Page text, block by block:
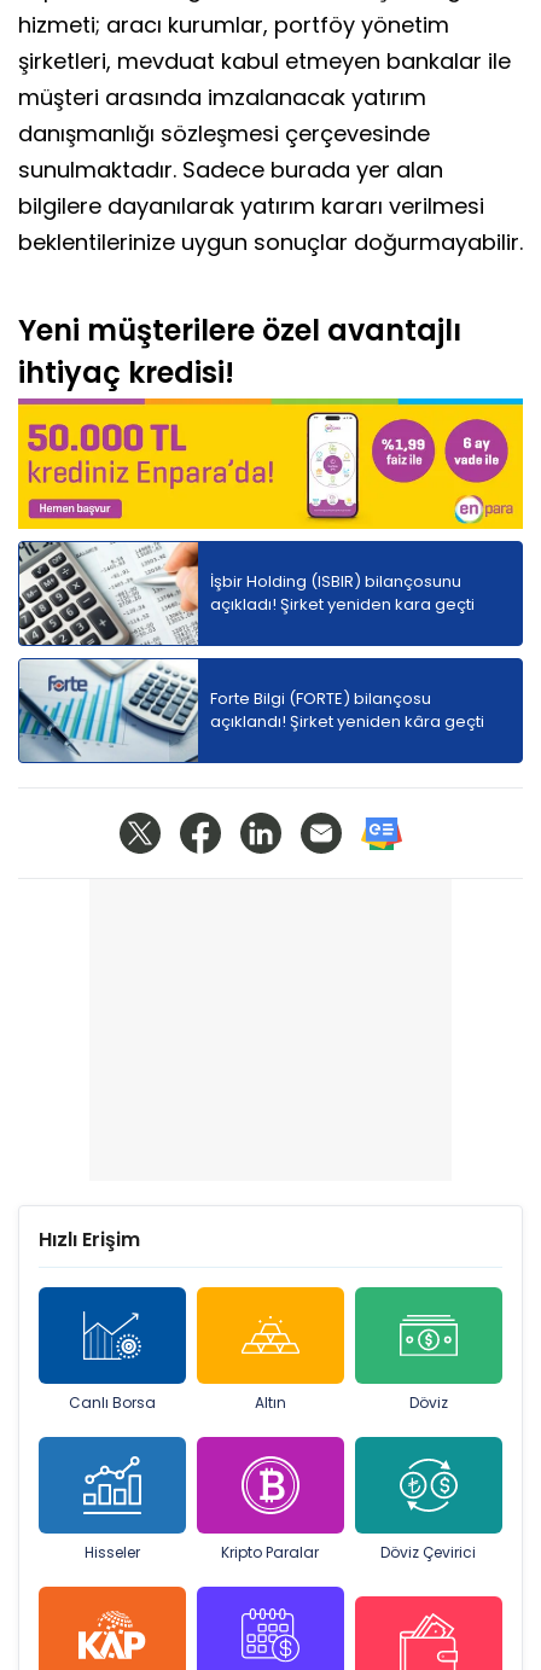
hizmeti; aracı kurumlar, portföy yönetim
şirketleri, mevduat kabul etmeyen bankalar ile
müşteri arasında imzalanacak yatırım
danışmanlığı sözleşmesi çerçevesinde
sunulmaktadır. Sadece burada yer alan
bilgilere dayanılarak yatırım kararı verilmesi
beklentilerinize uygun sonuçlar doğurmayabilir.
Yeni müşterilere özel avantajlı
ihtiyaç kredisi!
İşbir Holding (ISBIR) bilançosunu
açıkladı! Şirket yeniden kara geçti
Forte Bilgi (FORTE) bilançosu
açıklandı! Şirket yeniden kâra geçti
Hızlı Erişim
Canlı Borsa Altın Döviz
Hisseler Kripto Paralar Döviz Çevirici